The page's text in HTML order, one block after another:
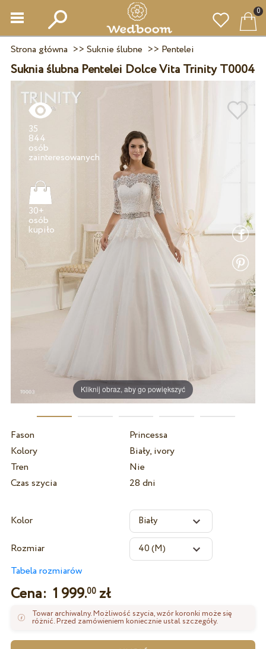
0
Strona główna >> Suknie ślubne >> Pentelei
Suknia ślubna Pentelei Dolce Vita Trinity T0004
Kliknij obraz, aby go powiększyć
35
844
osób
30+
osób
Fason
Princessa
Kolory
Biały, ivory
Tren
Nie
Czas szycia
28 dni
Kolor
Rozmiar
Tabela rozmiarów
Cena: 1 999.00zł
Towar archiwalny. Możliwość szycia, wzór koronki może się
różnić. Przed zamówieniem koniecznie ustal szczegóły.